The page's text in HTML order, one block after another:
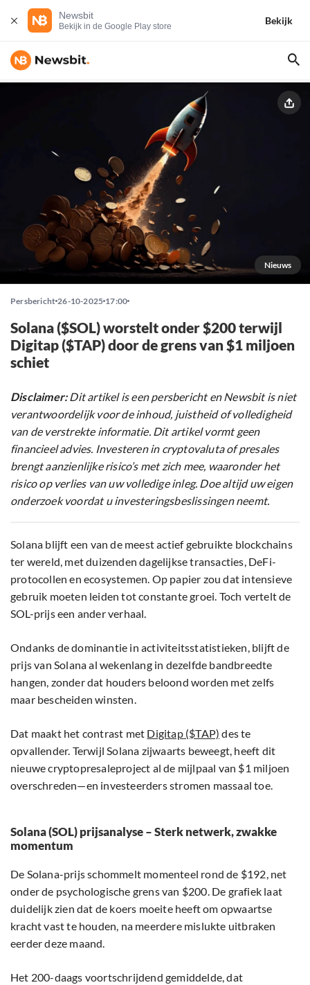
Newsbit
Bekijk in de Google Play store
Bekijk
Nieuws
Persbericht 26-10-2025 17:00
Solana ($SOL) worstelt onder $200 terwijl
Digitap ($TAP) door de grens van $1 miljoen
schiet
Disclaimer:Dit artikel is een persbericht en Newsbit is niet
verantwoordelijk voor de inhoud, juistheid of volledigheid
van de verstrekte informatie. Dit artikel vormt geen
financieel advies. Investeren in cryptovaluta of presales
brengt aanzienlijke risico’s met zich mee, waaronder het
risico op verlies van uw volledige inleg. Doe altijd uw eigen
onderzoek voordat u investeringsbeslissingen neemt.
Solana blijft een van de meest actief gebruikte blockchains
ter wereld, met duizenden dagelijkse transacties, DeFi-
protocollen en ecosystemen. Op papier zou dat intensieve
gebruik moeten leiden tot constante groei. Toch vertelt de
SOL-prijs een ander verhaal.
Ondanks de dominantie in activiteitsstatistieken, blijft de
prijs van Solana al wekenlang in dezelfde bandbreedte
hangen, zonder dat houders beloond worden met zelfs
maar bescheiden winsten.
Dat maakt het contrast met Digitap ($TAP) des te
opvallender. Terwijl Solana zijwaarts beweegt, heeft dit
nieuwe cryptopresaleproject al de mijlpaal van $1 miljoen
overschreden—en investeerders stromen massaal toe.
Solana (SOL) prijsanalyse – Sterk netwerk, zwakke
momentum
De Solana-prijs schommelt momenteel rond de $192, net
onder de psychologische grens van $200. De grafiek laat
duidelijk zien dat de koers moeite heeft om opwaartse
kracht vast te houden, na meerdere mislukte uitbraken
eerder deze maand.
Het 200-daags voortschrijdend gemiddelde, dat